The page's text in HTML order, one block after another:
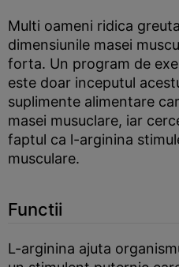
Multi oameni ridica
dimensiunile masei
forta. Un program de
este doar inceputul
suplimente alimentare
masei musuclare, iar
faptul ca l-arginina
musculare.
Functii
L-arginina ajuta